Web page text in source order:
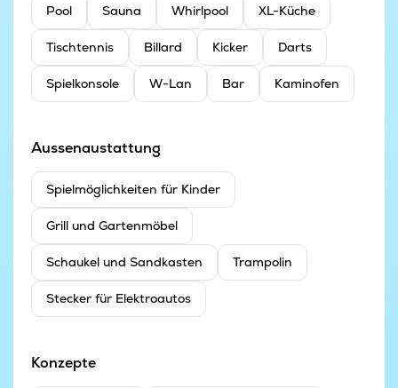
Pool Sauna Whirlpool XL-Küche
Tischtennis Billard Kicker Darts
Spielkonsole W-Lan Bar Kaminofen
Aussenaustattung
Spielmöglichkeiten für Kinder
Grill und Gartenmöbel
Schaukel und Sandkasten Trampolin
Stecker für Elektroautos
Konzepte